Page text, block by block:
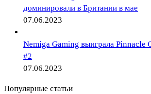
доминировали в Британии в мае
07.06.2023
Nemiga Gaming выиграла Pinnacle
#2
07.06.2023
Популярные статьи